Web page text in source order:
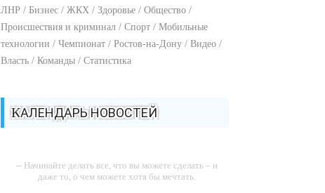
ЛНР / Бизнес / ЖКХ / Здоровье / Общество /
Происшествия и криминал / Спорт / Мобильные
технологии / Чемпионат / Ростов-на-Дону / Видео /
Власть / Команды / Статистика
КАЛЕНДАРЬ НОВОСТЕЙ
-- Начинайте делать все, что вы можете сделать – и
даже то, о чем можете хотя бы мечтать.